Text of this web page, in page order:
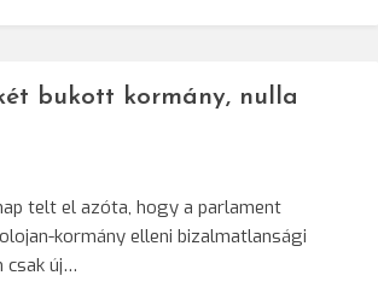
bukott kormány, nulla
telt el azóta, hogy a parlament
kormány elleni bizalmatlansági
csak új…